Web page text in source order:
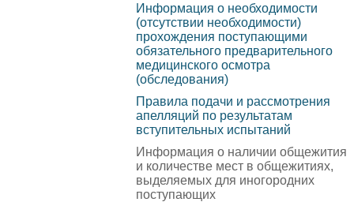
Финансово-хозяйственная
деятельность
Вакантные места для
приема (перевода)
Доступная среда
Международное
сотрудничество
Информация о необходимости
(отсутствии необходимости)
прохождения поступающими
обязательного предварительного
медицинского осмотра
(обследования)
Правила подачи и рассмотрения
апелляций по результатам
вступительных испытаний
Информация о наличии общежития
и количестве мест в общежитиях,
выделяемых для иногородних
поступающих